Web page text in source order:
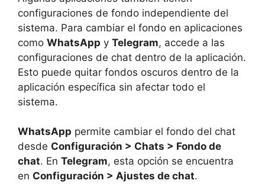
configuraciones de fondo independiente del
sistema. Para cambiar el fondo en aplicaciones
como WhatsApp y Telegram, accede a las
configuraciones de chat dentro de la aplicación.
Esto puede quitar fondos oscuros dentro de la
aplicación específica sin afectar todo el
sistema.
WhatsApp permite cambiar el fondo del chat
desde Configuración > Chats > Fondo de
chat. En Telegram, esta opción se encuentra
en Configuración > Ajustes de chat.